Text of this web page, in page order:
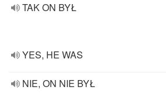
TAK ON BYŁ
YES, HE WAS
NIE, ON NIE BYŁ